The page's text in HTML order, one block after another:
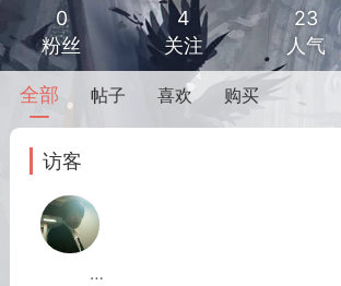
我的钱包 道具 排行榜
MOD下载
0
粉丝
4
关注
23
人气
全部 帖子 喜欢 购买
访客
_422